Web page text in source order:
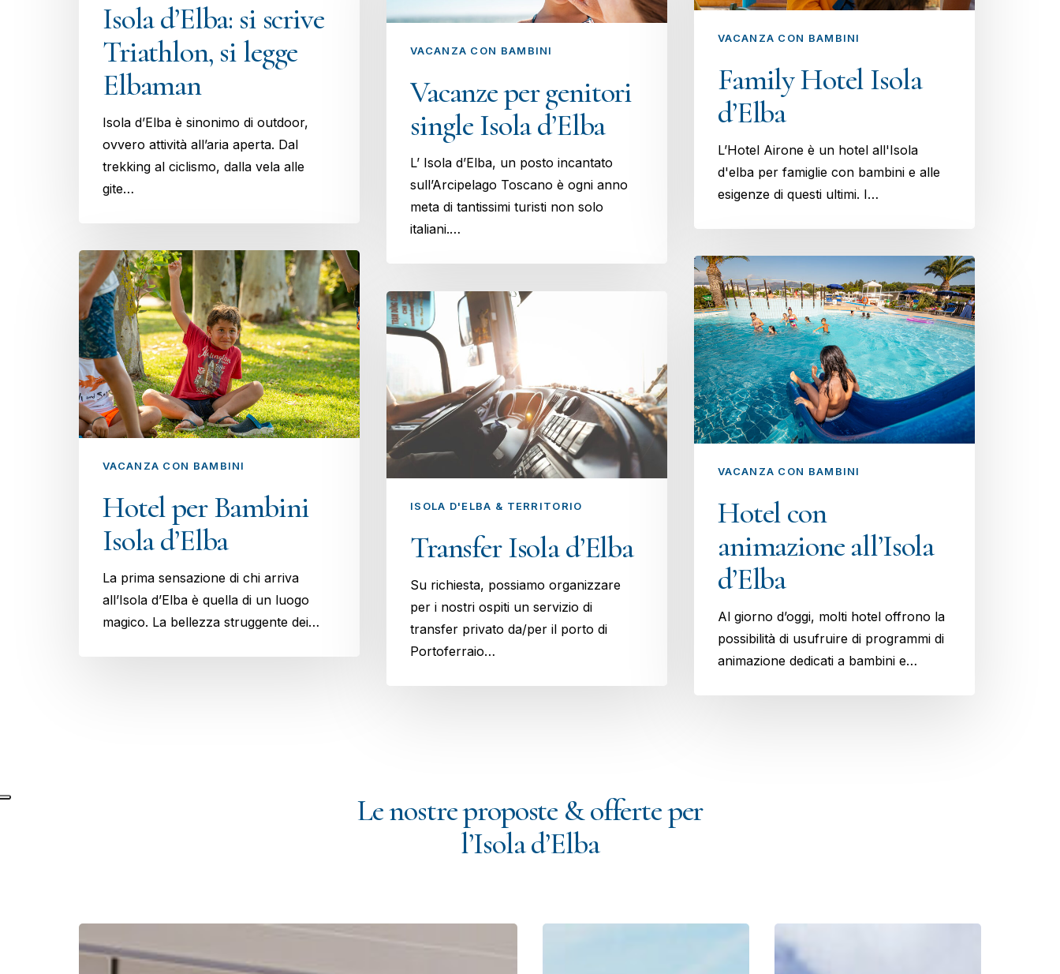
Isola d’Elba: si scrive
Triathlon, si legge
Elbaman
Isola d’Elba è sinonimo di outdoor,
ovvero attività all’aria aperta. Dal
trekking al ciclismo, dalla vela alle
gite…
VACANZA CON BAMBINI
Family Hotel Isola
d’Elba
L’Hotel Airone è un hotel all'Isola
d'elba per famiglie con bambini e alle
esigenze di questi ultimi. I…
VACANZA CON BAMBINI
Vacanze per genitori
single Isola d’Elba
L’ Isola d’Elba, un posto incantato
sull’Arcipelago Toscano è ogni anno
meta di tantissimi turisti non solo
italiani.…
VACANZA CON BAMBINI
Hotel per Bambini
Isola d’Elba
La prima sensazione di chi arriva
all’Isola d’Elba è quella di un luogo
magico. La bellezza struggente dei…
VACANZA CON BAMBINI
Hotel con
animazione all’Isola
d’Elba
Al giorno d’oggi, molti hotel offrono la
possibilità di usufruire di programmi di
animazione dedicati a bambini e…
ISOLA D'ELBA & TERRITORIO
Transfer Isola d’Elba
Su richiesta, possiamo organizzare
per i nostri ospiti un servizio di
transfer privato da/per il porto di
Portoferraio…
Le nostre proposte & offerte per
l’Isola d’Elba